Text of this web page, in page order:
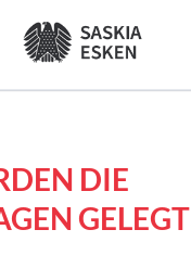
DIE
GELEGT